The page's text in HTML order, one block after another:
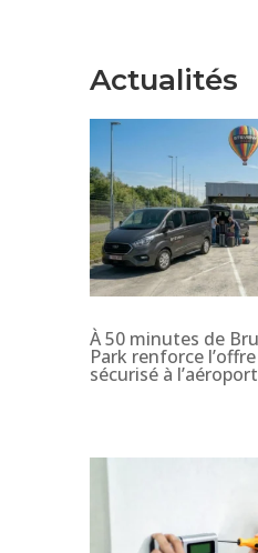
Actualités
À 50 minutes de
Park renforce
sécurisé à